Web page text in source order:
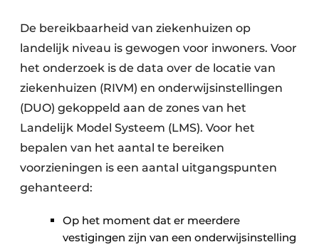
De bereikbaarheid van ziekenhuizen op
landelijk niveau is gewogen voor inwoners. Voor
het onderzoek is de data over de locatie van
ziekenhuizen (RIVM) en onderwijsinstellingen
(DUO) gekoppeld aan de zones van het
Landelijk Model Systeem (LMS). Voor het
bepalen van het aantal te bereiken
voorzieningen is een aantal uitgangspunten
gehanteerd:
Op het moment dat er meerdere
vestigingen zijn van een onderwijsinstelling